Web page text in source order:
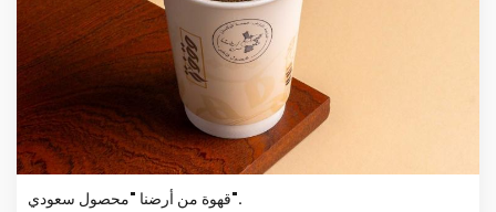
قهوة من أرضنا "محصول سعودي".